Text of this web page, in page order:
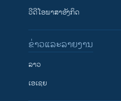
ວີດີໂອພາສາອັງກິດ
ຂ່າວແລະລາຍງານ
ລາວ
ເອເຊຍ